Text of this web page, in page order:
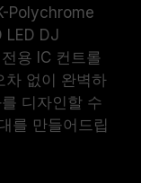
Polychrome
LED DJ
용 IC 컨트롤
차 없이 완벽하
디자인할 수
를 만들어드립